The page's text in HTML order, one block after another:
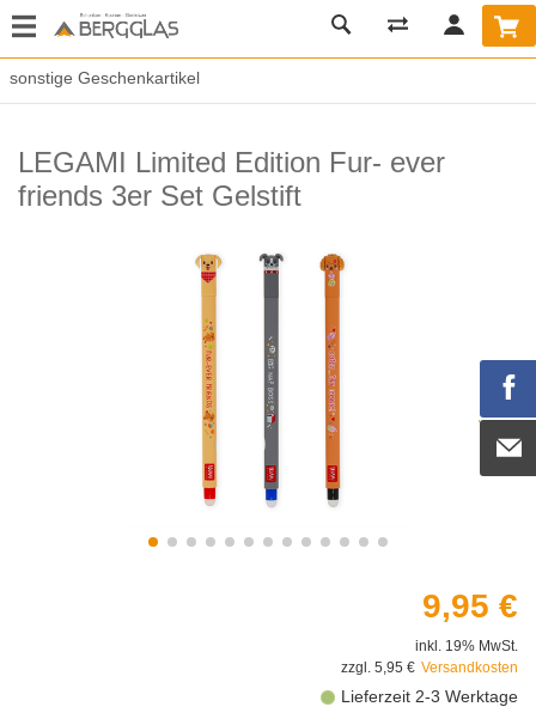
sonstige Geschenkartikel
LEGAMI Limited Edition Fur- ever
friends 3er Set Gelstift
9,95 €
inkl. 19% MwSt.
zzgl. 5,95 € Versandkosten
Lieferzeit 2-3 Werktage